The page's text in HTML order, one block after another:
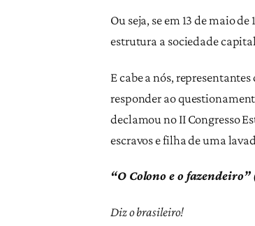
Ou seja, se em 13 de maio
estrutura a sociedade
E cabe a nós,
responder ao
declamou no II Congresso
escravos e filha de uma
“O Colono e o
Diz o brasileiro!